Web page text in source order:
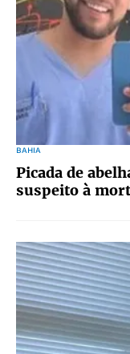
BAHIA
Picada de
suspeito à